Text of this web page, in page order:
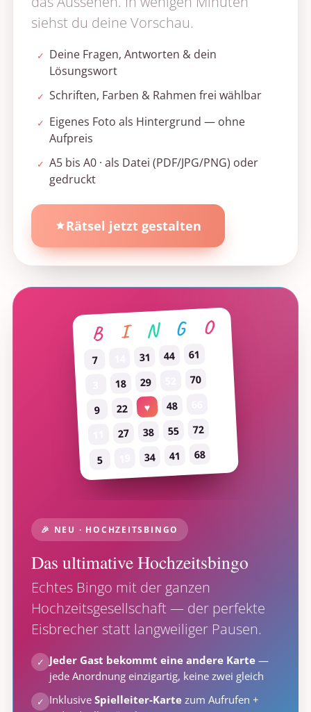
siehst du deine Vorschau.
✓ Deine Fragen, Antworten & dein
Lösungswort
✓ Schriften, Farben & Rahmen frei wählbar
✓ Eigenes Foto als Hintergrund — ohne
Aufpreis
✓ A5 bis A0 · als Datei (PDF/JPG/PNG) oder
gedruckt
Rätsel jetzt gestalten
B I N G O
7 31 44 61
18 29 70
9 22 ♥ 48
27 38 55 72
5 34 41 68
🎉 NEU · HOCHZEITSBINGO
Das ultimative Hochzeitsbingo
Echtes Bingo mit der ganzen
Hochzeitsgesellschaft — der perfekte
Eisbrecher statt langweiliger Pausen.
✓ Jeder Gast bekommt eine andere Karte—
jede Anordnung einzigartig, keine zwei gleich
✓ InklusiveSpielleiter-Kartezum Aufrufen +